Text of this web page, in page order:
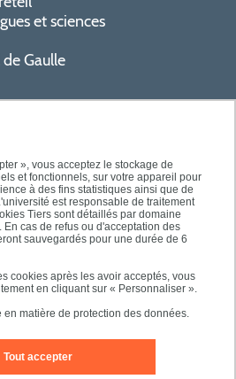
», vous acceptez le stockage de
et fonctionnels, sur votre appareil pour
à des fins statistiques ainsi que de
est responsable de traitement
Tiers sont détaillés par domaine
cas de refus ou d'acceptation des
sauvegardés pour une durée de 6
cookies après les avoir acceptés, vous
en cliquant sur « Personnaliser ».
matière de protection des données.
Tout accepter
et sciences
Gaulle
Contact